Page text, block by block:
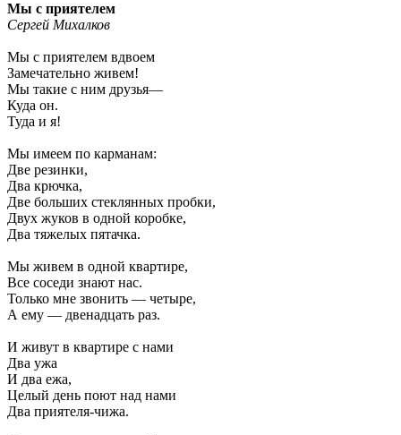
Мы с приятелем
Сергей Михалков
Мы с приятелем вдвоем
Замечательно живем!
Мы такие с ним друзья—
Куда он.
Туда и я!
Мы имеем по карманам:
Две резинки,
Два крючка,
Две больших стеклянных пробки,
Двух жуков в одной коробке,
Два тяжелых пятачка.
Мы живем в одной квартире,
Все соседи знают нас.
Только мне звонить — четыре,
А ему — двенадцать раз.
И живут в квартире с нами
Два ужа
И два ежа,
Целый день поют над нами
Два приятеля-чижа.